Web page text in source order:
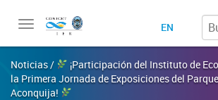
Toggle
EN
Noticias /
¡Participación del Instituto de
la Primera Jornada de Exposiciones del
Aconquija!